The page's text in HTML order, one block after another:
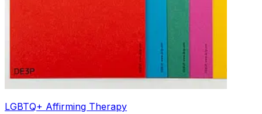
LGBTQ+ Affirming Therapy